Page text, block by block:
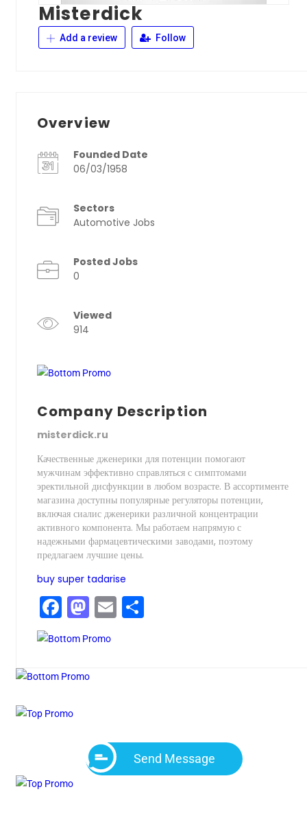
Misterdick
Add a review Follow
Overview
Founded Date
06/03/1958
Sectors
Automotive Jobs
Posted Jobs
0
Viewed
914
Company Description
misterdick.ru
Качественные дженерики для потенции помогают
мужчинам эффективно справляться с симптомами
эректильной дисфункции в любом возрасте. В ассортименте
магазина доступны популярные регуляторы потенции,
включая сиалис дженерики различной концентрации
активного компонента. Мы работаем напрямую с
надежными фармацевтическими заводами, поэтому
предлагаем лучшие цены.
buy super tadarise
Facebook
Mastodon
Email
Send Message